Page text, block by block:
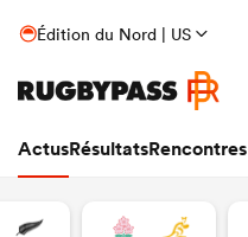
Édition du Nord | US
ActusRésultatsRencontres